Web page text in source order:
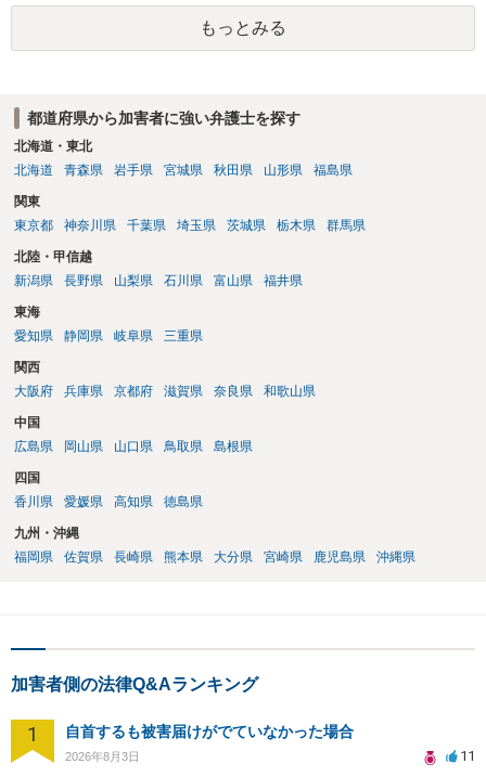
着や胸など強調したものではありません。」とありますが、少なくと
も捜査段階では性的姿態等撮影罪の被疑事実で逮捕勾留されるケース
が私の弁護経験では多くなった印象です（最終的には不起訴ないし各
もっとみる
都道府県から加害者に強い弁護士を探す
北海道・東北
北海道
青森県 岩手県 宮城県 秋田県 山形県 福島県
関東
東京都
神奈川県 千葉県 埼玉県 茨城県 栃木県 群馬県
北陸・甲信越
新潟県
長野県 山梨県 石川県 富山県 福井県
東海
愛知県
静岡県 岐阜県 三重県
関西
大阪府
兵庫県 京都府 滋賀県 奈良県 和歌山県
中国
広島県
岡山県 山口県 鳥取県 島根県
四国
香川県
愛媛県 高知県 徳島県
九州・沖縄
福岡県
佐賀県 長崎県 熊本県 大分県 宮崎県 鹿児島県 沖縄県
加害者側の法律Q&Aランキング
1 自首するも被害届けがでていなかった場合
2026年8月3日 11